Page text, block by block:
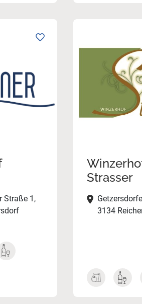
Straße 1,
Strasser
3134